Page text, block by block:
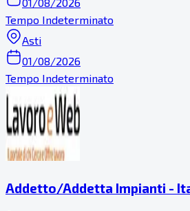
01/08/2026
Tempo Indeterminato
Asti
01/08/2026
Tempo Indeterminato
Addetto/Addetta Impianti -